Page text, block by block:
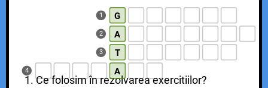
1 G
2 A
3 T
4 A
1. Ce folosim în rezolvarea exercitiilor?